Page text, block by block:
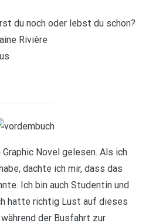
du noch oder lebst du schon?
Rivière
Graphic Novel gelesen. Als ich
dachte ich mir, dass das
Ich bin auch Studentin und
hatte richtig Lust auf dieses
der Busfahrt zur